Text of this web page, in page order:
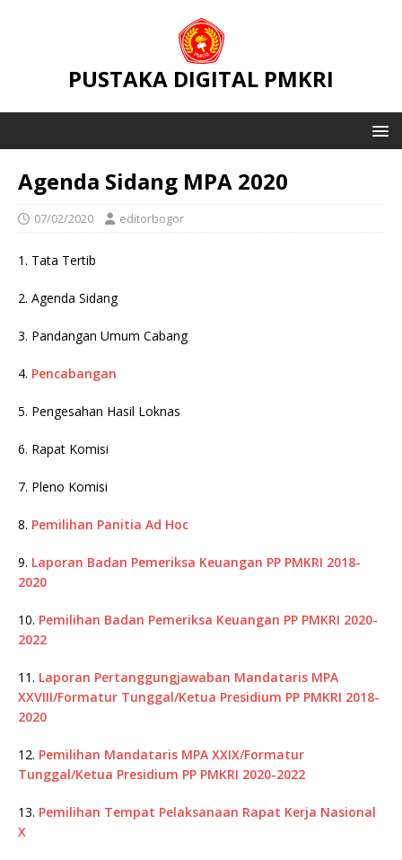
PUSTAKA DIGITAL PMKRI
Agenda Sidang MPA 2020
07/02/2020 editorbogor
1. Tata Tertib
2. Agenda Sidang
3. Pandangan Umum Cabang
4. Pencabangan
5. Pengesahan Hasil Loknas
6. Rapat Komisi
7. Pleno Komisi
8. Pemilihan Panitia Ad Hoc
9. Laporan Badan Pemeriksa Keuangan PP PMKRI 2018-
2020
10. Pemilihan Badan Pemeriksa Keuangan PP PMKRI 2020-
2022
11. Laporan Pertanggungjawaban Mandataris MPA
XXVIII/Formatur Tunggal/Ketua Presidium PP PMKRI 2018-
2020
12. Pemilihan Mandataris MPA XXIX/Formatur
Tunggal/Ketua Presidium PP PMKRI 2020-2022
13. Pemilihan Tempat Pelaksanaan Rapat Kerja Nasional
X